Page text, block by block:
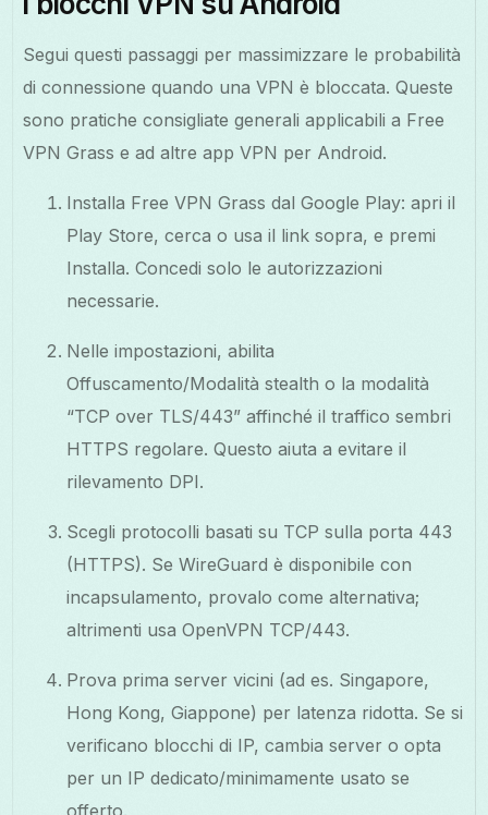
Segui questi passaggi per massimizzare le probabilità
di connessione quando una VPN è bloccata. Queste
sono pratiche consigliate generali applicabili a Free
VPN Grass e ad altre app VPN per Android.
Installa Free VPN Grass dal Google Play: apri il
Play Store, cerca o usa il link sopra, e premi
Installa. Concedi solo le autorizzazioni
necessarie.
Nelle impostazioni, abilita
Offuscamento/Modalità stealth o la modalità
“TCP over TLS/443” affinché il traffico sembri
HTTPS regolare. Questo aiuta a evitare il
rilevamento DPI.
Scegli protocolli basati su TCP sulla porta 443
(HTTPS). Se WireGuard è disponibile con
incapsulamento, provalo come alternativa;
altrimenti usa OpenVPN TCP/443.
Prova prima server vicini (ad es. Singapore,
Hong Kong, Giappone) per latenza ridotta. Se si
verificano blocchi di IP, cambia server o opta
per un IP dedicato/minimamente usato se
offerto.